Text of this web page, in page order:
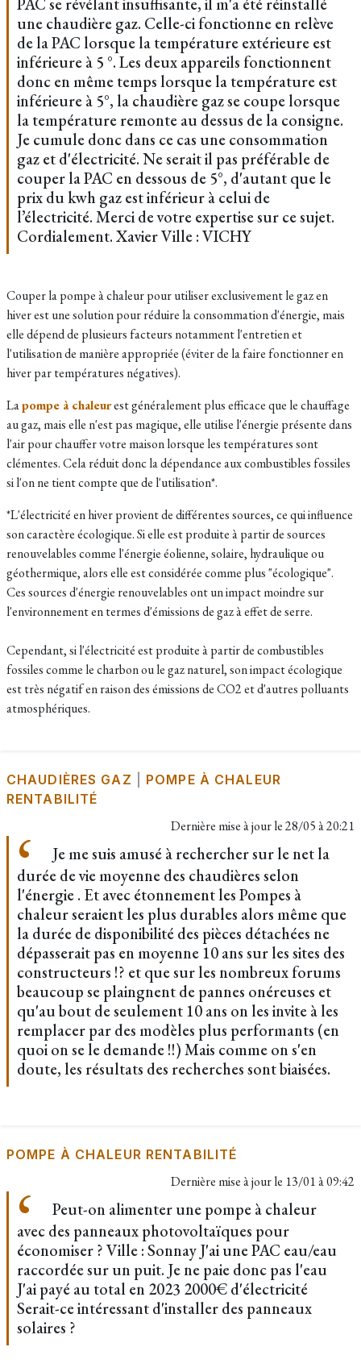
une chaudière gaz. Celle-ci fonctionne en relève
de la PAC lorsque la température extérieure est
inférieure à 5 °. Les deux appareils fonctionnent
donc en même temps lorsque la température est
inférieure à 5°, la chaudière gaz se coupe lorsque
la température remonte au dessus de la consigne.
Je cumule donc dans ce cas une consommation
gaz et d'électricité. Ne serait il pas préférable de
couper la PAC en dessous de 5°, d'autant que le
prix du kwh gaz est inférieur à celui de
l’électricité. Merci de votre expertise sur ce sujet.
Cordialement. Xavier Ville : VICHY
Couper la pompe à chaleur pour utiliser exclusivement le gaz en
hiver est une solution pour réduire la consommation d'énergie, mais
elle dépend de plusieurs facteurs notamment l'entretien et
l'utilisation de manière appropriée (éviter de la faire fonctionner en
hiver par températures négatives).
Lapompe à chaleurest généralement plus efficace que le chauffage
au gaz, mais elle n'est pas magique, elle utilise l'énergie présente dans
l'air pour chauffer votre maison lorsque les températures sont
clémentes. Cela réduit donc la dépendance aux combustibles fossiles
si l'on ne tient compte que de l'utilisation*.
*L'électricité en hiver provient de différentes sources, ce qui influence
son caractère écologique. Si elle est produite à partir de sources
renouvelables comme l'énergie éolienne, solaire, hydraulique ou
géothermique, alors elle est considérée comme plus "écologique".
Ces sources d'énergie renouvelables ont un impact moindre sur
l'environnement en termes d'émissions de gaz à effet de serre.
Cependant, si l'électricité est produite à partir de combustibles
fossiles comme le charbon ou le gaz naturel, son impact écologique
est très négatif en raison des émissions de CO2 et d'autres polluants
atmosphériques.
CHAUDIÈRES GAZ
POMPE À CHALEUR
RENTABILITÉ
Dernière mise à jour le28/05 à 20:21
Je me suis amusé à rechercher sur le net la
durée de vie moyenne des chaudières selon
l'énergie . Et avec étonnement les Pompes à
chaleur seraient les plus durables alors même que
la durée de disponibilité des pièces détachées ne
dépasserait pas en moyenne 10 ans sur les sites des
constructeurs !? et que sur les nombreux forums
beaucoup se plaingnent de pannes onéreuses et
qu'au bout de seulement 10 ans on les invite à les
remplacer par des modèles plus performants (en
quoi on se le demande !!) Mais comme on s'en
doute, les résultats des recherches sont biaisées.
POMPE À CHALEUR RENTABILITÉ
Dernière mise à jour le 13/01 à 09:42
Peut-on alimenter une pompe à chaleur
avec des panneaux photovoltaïques pour
économiser ? Ville : Sonnay J'ai une PAC eau/eau
raccordée sur un puit. Je ne paie donc pas l'eau
J'ai payé au total en 2023 2000€ d'électricité
Serait-ce intéressant d'installer des panneaux
solaires ?